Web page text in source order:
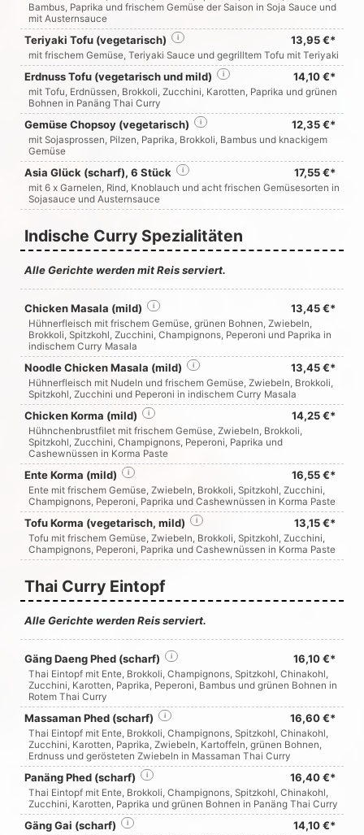
Bambus, Paprika und frischem Gemüse der Saison in Soja Sauce und
mit Austernsauce
Teriyaki Tofu (vegetarisch) 13,95 €*
i
mit frischem Gemüse, Teriyaki Sauce und gegrilltem Tofu mit Teriyaki
Erdnuss Tofu (vegetarisch und mild) 14,10 €*
i
mit Tofu, Erdnüssen, Brokkoli, Zucchini, Karotten, Paprika und grünen
Bohnen in Panäng Thai Curry
Gemüse Chopsoy (vegetarisch) 12,35 €*
i
mit Sojasprossen, Pilzen, Paprika, Brokkoli, Bambus und knackigem
Gemüse
Asia Glück (scharf), 6 Stück 17,55 €*
i
mit 6 x Garnelen, Rind, Knoblauch und acht frischen Gemüsesorten in
Sojasauce und Austernsauce
Indische Curry Spezialitäten
Alle Gerichte werden mit Reis serviert.
Chicken Masala (mild) 13,45 €*
i
Hühnerfleisch mit frischem Gemüse, grünen Bohnen, Zwiebeln,
Brokkoli, Spitzkohl, Zucchini, Champignons, Peperoni und Paprika in
indischem Curry Masala
Noodle Chicken Masala (mild) 13,45 €*
i
Hühnerfleisch mit Nudeln und frischem Gemüse, Zwiebeln, Brokkoli,
Spitzkohl, Zucchini und Peperoni in indischem Curry Masala
Chicken Korma (mild) 14,25 €*
i
Hühnchenbrustfilet mit frischem Gemüse, Zwiebeln, Brokkoli,
Spitzkohl, Zucchini, Champignons, Peperoni, Paprika und
Cashewnüssen in Korma Paste
Ente Korma (mild) 16,55 €*
i
Ente mit frischem Gemüse, Zwiebeln, Brokkoli, Spitzkohl, Zucchini,
Champignons, Peperoni, Paprika und Cashewnüssen in Korma Paste
Tofu Korma (vegetarisch, mild) 13,15 €*
i
Tofu mit frischem Gemüse, Zwiebeln, Brokkoli, Spitzkohl, Zucchini,
Champignons, Peperoni, Paprika und Cashewnüssen in Korma Paste
Thai Curry Eintopf
Alle Gerichte werden Reis serviert.
Gäng Daeng Phed (scharf) 16,10 €*
i
Thai Eintopf mit Ente, Brokkoli, Champignons, Spitzkohl, Chinakohl,
Zucchini, Karotten, Paprika, Peperoni, Bambus und grünen Bohnen in
Rotem Thai Curry
Massaman Phed (scharf) 16,60 €*
i
Thai Eintopf mit Ente, Brokkoli, Champignons, Spitzkohl, Chinakohl,
Zucchini, Karotten, Paprika, Zwiebeln, Kartoffeln, grünen Bohnen,
Erdnuss und gerösteten Zwiebeln in Massaman Thai Curry
Panäng Phed (scharf) 16,40 €*
i
Thai Eintopf mit Ente, Brokkoli, Champignons, Spitzkohl, Chinakohl,
Zucchini, Karotten, Paprika und grünen Bohnen in Panäng Thai Curry
Gäng Gai (scharf) 14,10 €*
i